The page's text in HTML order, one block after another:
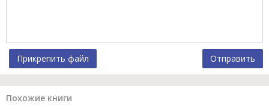
Прикрепить файл Отправить
Похожие книги